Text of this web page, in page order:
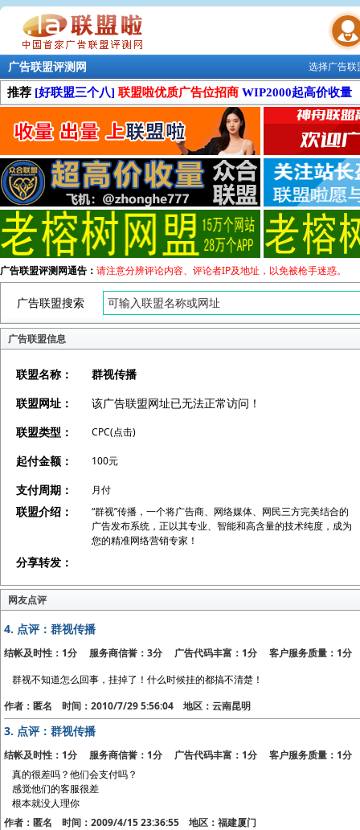
联盟学院
选择广告
广告联盟评测网
推荐 [好联盟三个八] 联盟啦优质广告位招商 WIP2000起高价收量
广告联盟评测网通告： 请注意分辨评论内容、评论者IP及地址，以免被枪手迷惑。
广告联盟搜索
广告联盟信息
联盟名称：
群视传播
联盟网址：
该广告联盟网址已无法正常访问！
联盟类型：
CPC(点击)
起付金额： 100元
支付周期： 月付
联盟介绍：
“群视”传播，一个将广告商、网络媒体、网民三方完美结合的
广告发布系统，正以其专业、智能和高含量的技术纯度，成为
您的精准网络营销专家！
分享转发：
网友点评
4. 点评：群视传播
结帐及时性：1分 服务商信誉：3分 广告代码丰富：1分 客户服务质量：1分
群视不知道怎么回事，挂掉了！什么时候挂的都搞不清楚！
作者：匿名 时间：2010/7/29 5:56:04 地区：云南昆明
3. 点评：群视传播
结帐及时性：1分 服务商信誉：1分 广告代码丰富：1分 客户服务质量：1分
真的很差吗？他们会支付吗？
感觉他们的客服很差
根本就没人理你
作者：匿名 时间：2009/4/15 23:36:55 地区：福建厦门